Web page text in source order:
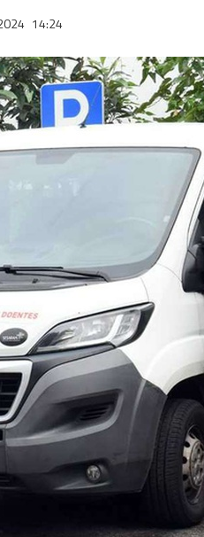
14:24